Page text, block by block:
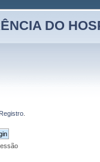
DO
Registro.